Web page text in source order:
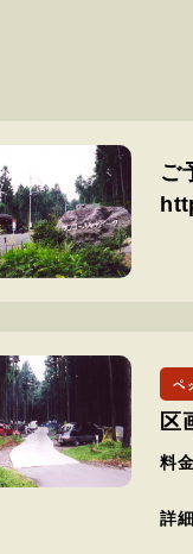
ご
ペ
区
料
詳